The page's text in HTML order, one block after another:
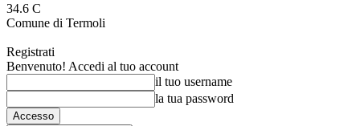
34.6 C
Comune di Termoli
Registrati
Benvenuto! Accedi al tuo account
il tuo username
la tua password